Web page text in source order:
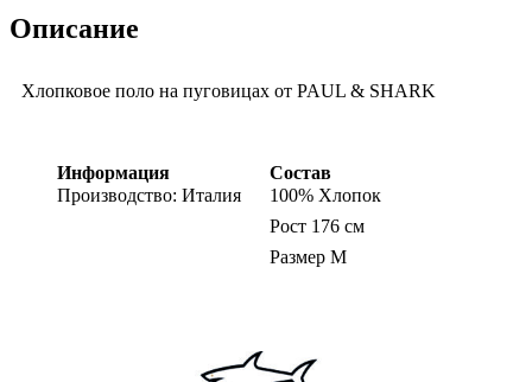
Описание
Хлопковое поло на пуговицах от PAUL & SHARK
Информация
Производство: Италия
Состав
100% Хлопок
Рост 176 см
Размер M